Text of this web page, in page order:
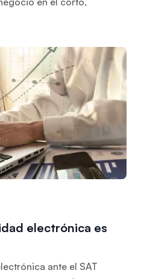
electrónica es
ante el SAT